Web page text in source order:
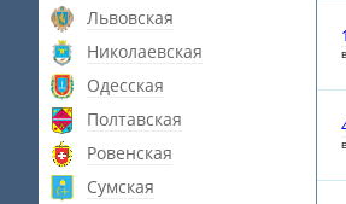
Львовская
Николаевская
Одесская
Полтавская
Ровенская
Сумская